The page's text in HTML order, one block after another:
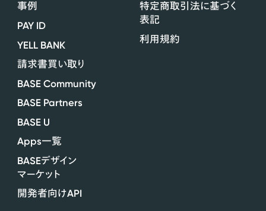
事例
PAY ID
YELL BANK
請求書買い取り
BASE Community
BASE Partners
BASE U
Apps一覧
BASEデザイン
マーケット
開発者向けAPI
特定商取引法に基づく
表記
利用規約